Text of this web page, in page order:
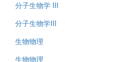
分子生物学 III
分子生物学III
生物物理
生物物理